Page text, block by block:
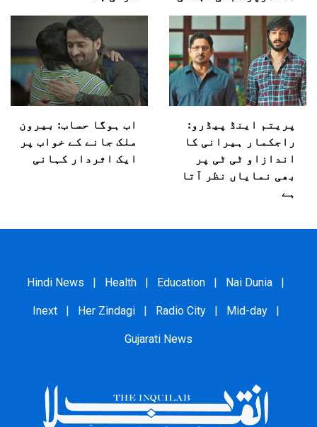
پریتم اینڈ پیڈرو:
راجکمار ہیرانی کا
اندازاو ٹی ٹی پر
بھی نمایاں نظر آتا
ہے
اب ہوگا حساب: بیرون
ملک جانے کے خواب پر
ایک اثردار کہانی
Hindi News | Health | Education | Nai Dunia |
Inext | Her Zindagi | Radio City | Mid-day |
Gujarati News